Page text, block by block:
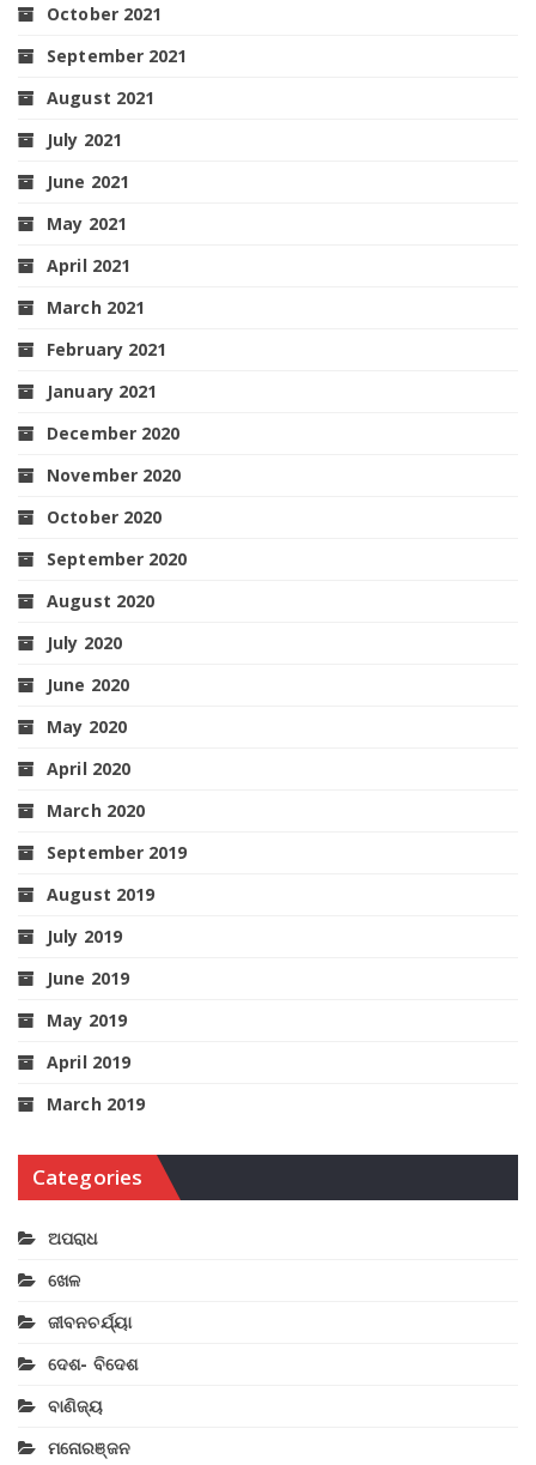
October 2021
September 2021
August 2021
July 2021
June 2021
May 2021
April 2021
March 2021
February 2021
January 2021
December 2020
November 2020
October 2020
September 2020
August 2020
July 2020
June 2020
May 2020
April 2020
March 2020
September 2019
August 2019
July 2019
June 2019
May 2019
April 2019
March 2019
Categories
ଅପରାଧ
ଖେଳ
ଜୀବନଚର୍ଯ୍ୟା
ଦେଶ- ବିଦେଶ
ବାଣିଜ୍ୟ
ମନୋରଞ୍ଜନ